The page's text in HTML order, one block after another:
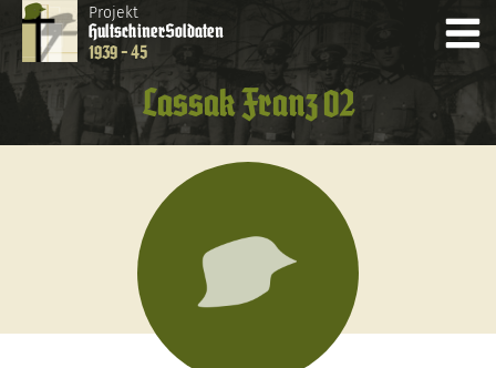
Projekt
HultschinerSoldaten
1939 - 45
Lassak Franz 02